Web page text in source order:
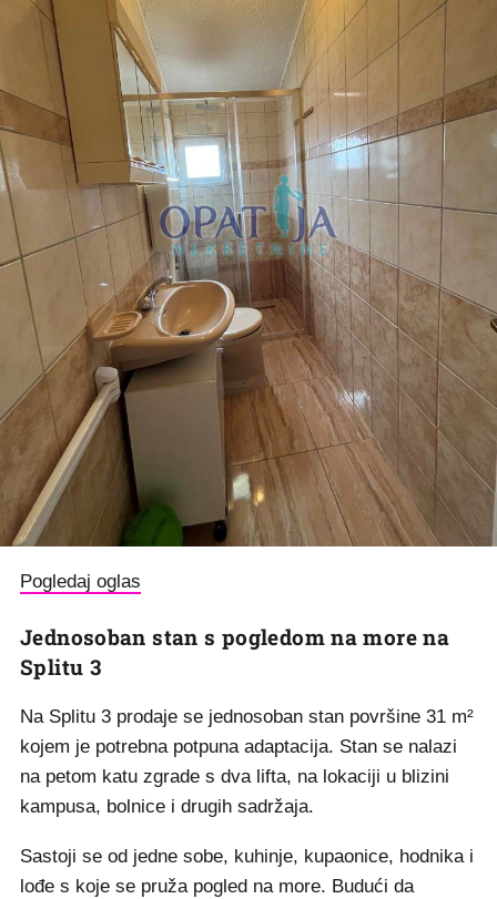
Pogledaj oglas
Jednosoban stan s pogledom na more na
Splitu 3
Na Splitu 3 prodaje se jednosoban stan površine 31 m²
kojem je potrebna potpuna adaptacija. Stan se nalazi
na petom katu zgrade s dva lifta, na lokaciji u blizini
kampusa, bolnice i drugih sadržaja.
Sastoji se od jedne sobe, kuhinje, kupaonice, hodnika i
lođe s koje se pruža pogled na more. Budući da